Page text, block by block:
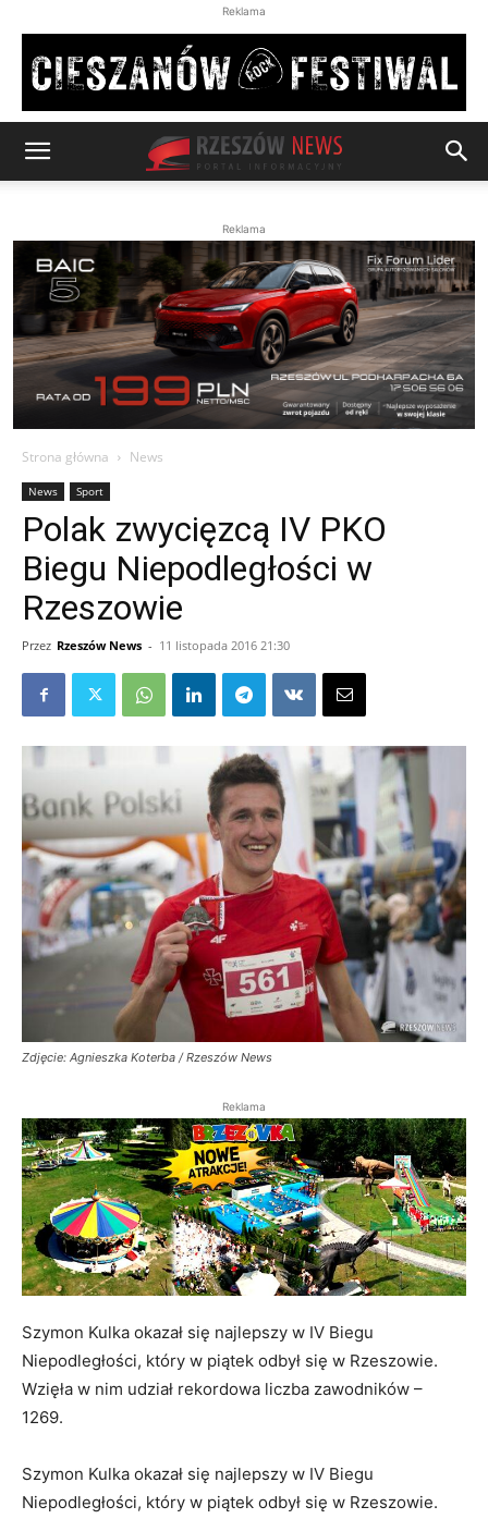
Reklama
Reklama
Strona główna News
News Sport
Polak zwycięzcą IV PKO
Biegu Niepodległości w
Rzeszowie
Przez Rzeszów News - 11 listopada 2016 21:30
Zdjęcie: Agnieszka Koterba / Rzeszów News
Reklama
Szymon Kulka okazał się najlepszy w IV Biegu
Niepodległości, który w piątek odbył się w Rzeszowie.
Wzięła w nim udział rekordowa liczba zawodników –
1269.
Szymon Kulka okazał się najlepszy w IV Biegu
Niepodległości, który w piątek odbył się w Rzeszowie.